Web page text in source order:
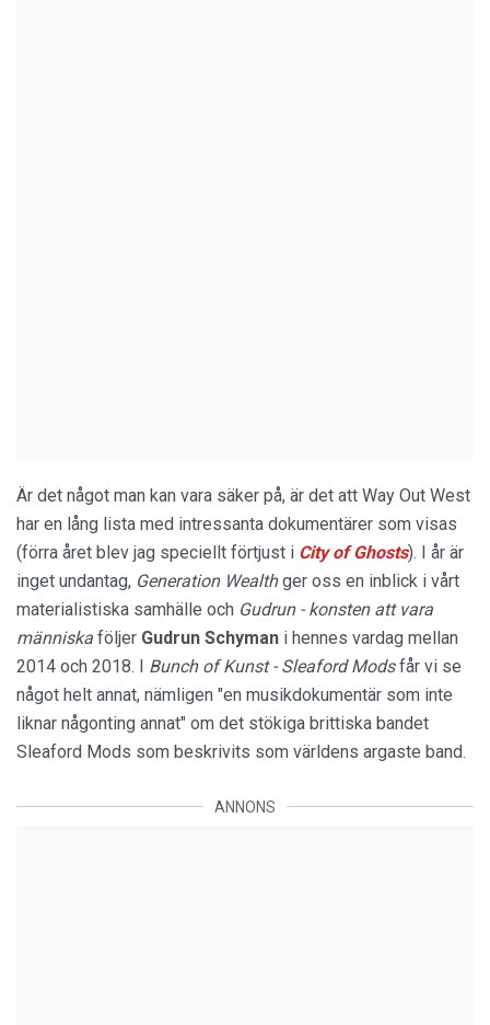
Är det något man kan vara säker på, är det att Way Out West
har en lång lista med intressanta dokumentärer som visas
(förra året blev jag speciellt förtjust i City of Ghosts). I år är
inget undantag, Generation Wealthger oss en inblick i vårt
materialistiska samhälle och Gudrun - konsten att vara
människa följer Gudrun Schyman i hennes vardag mellan
2014 och 2018. I Bunch of Kunst - Sleaford Modsfår vi se
något helt annat, nämligen "en musikdokumentär som inte
liknar någonting annat" om det stökiga brittiska bandet
Sleaford Mods som beskrivits som världens argaste band.
ANNONS